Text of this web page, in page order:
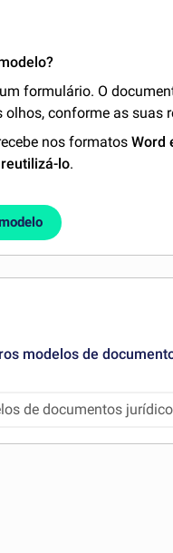
formulário. O
olhos, conforme as suas
nos formatosWord
reutilizá-lo.
modelos de
de documentos